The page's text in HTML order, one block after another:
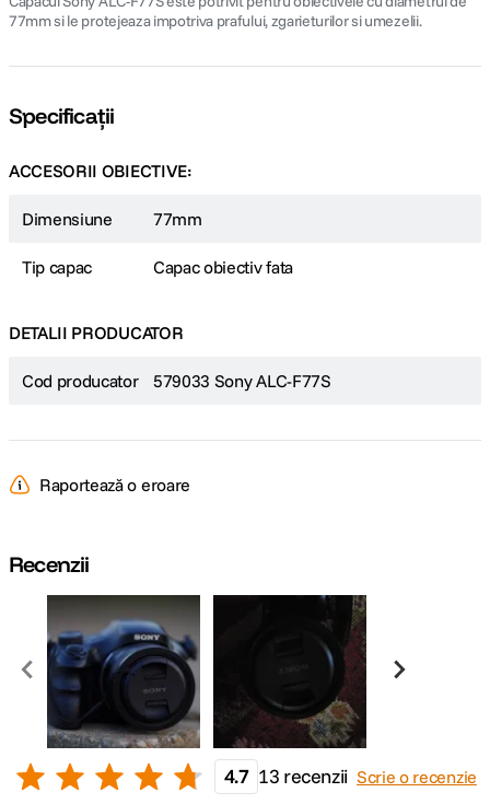
77mm si le protejeaza impotriva prafului, zgarieturilor si umezelii.
Specificații
ACCESORII OBIECTIVE:
Dimensiune 77mm
Tip capac Capac obiectiv fata
DETALII PRODUCATOR
Cod producator 579033 Sony ALC-F77S
Raportează o eroare
Recenzii
4.7 13 recenzii Scrie o recenzie